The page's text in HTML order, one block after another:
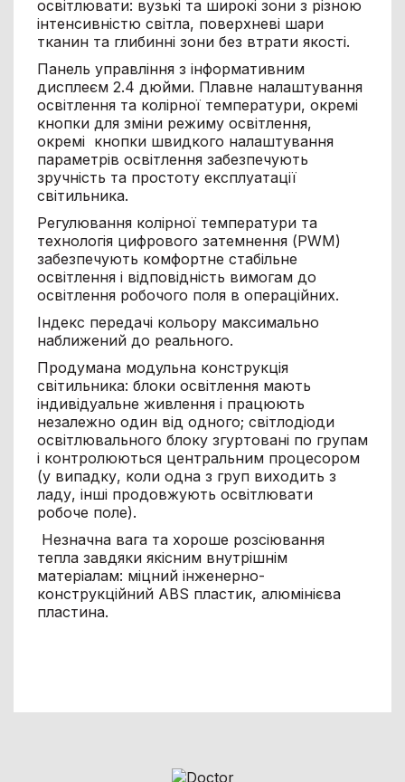
освітлювати: вузькі та широкі зони з різною
інтенсивністю світла, поверхневі шари
тканин та глибинні зони без втрати якості.
Панель управління з інформативним
дисплеєм 2.4 дюйми. Плавне налаштування
освітлення та колірної температури, окремі
кнопки для зміни режиму освітлення,
окремі кнопки швидкого налаштування
параметрів освітлення забезпечують
зручність та простоту експлуатації
світильника.
Регулювання колірної температури та
технологія цифрового затемнення (PWM)
забезпечують комфортне стабільне
освітлення і відповідність вимогам до
освітлення робочого поля в операційних.
Індекс передачі кольору максимально
наближений до реального.
Продумана модульна конструкція
світильника: блоки освітлення мають
індивідуальне живлення і працюють
незалежно один від одного; світлодіоди
освітлювального блоку згуртовані по групам
і контролюються центральним процесором
(у випадку, коли одна з груп виходить з
ладу, інші продовжують освітлювати
робоче поле).
Незначна вага та хороше розсіювання
тепла завдяки якісним внутрішнім
матеріалам: міцний інженерно-
конструкційний ABS пластик, алюмінієва
пластина.